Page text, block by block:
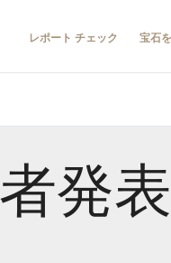
レポート チェック 宝石
発